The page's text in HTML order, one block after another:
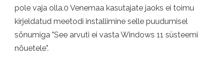
pole vaja olla.0 Venemaa kasutajate jaoks ei toimu
kirjeldatud meetodi installimine selle puudumisel
sõnumiga "See arvuti ei vasta Windows 11 süsteemi
nõuetele".